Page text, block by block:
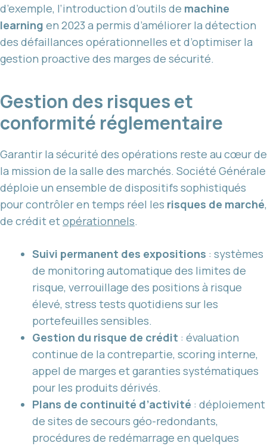
d’exemple, l’introduction d’outils de machine
learning en 2023 a permis d’améliorer la détection
des défaillances opérationnelles et d’optimiser la
gestion proactive des marges de sécurité.
Gestion des risques et
conformité réglementaire
Garantir la sécurité des opérations reste au cœur de
la mission de la salle des marchés. Société Générale
déploie un ensemble de dispositifs sophistiqués
pour contrôler en temps réel les risques de marché,
de crédit etopérationnels.
Suivi permanent des expositions : systèmes
de monitoring automatique des limites de
risque, verrouillage des positions à risque
élevé, stress tests quotidiens sur les
portefeuilles sensibles.
Gestion du risque de crédit : évaluation
continue de la contrepartie, scoring interne,
appel de marges et garanties systématiques
pour les produits dérivés.
Plans de continuité d’activité : déploiement
de sites de secours géo-redondants,
procédures de redémarrage en quelques